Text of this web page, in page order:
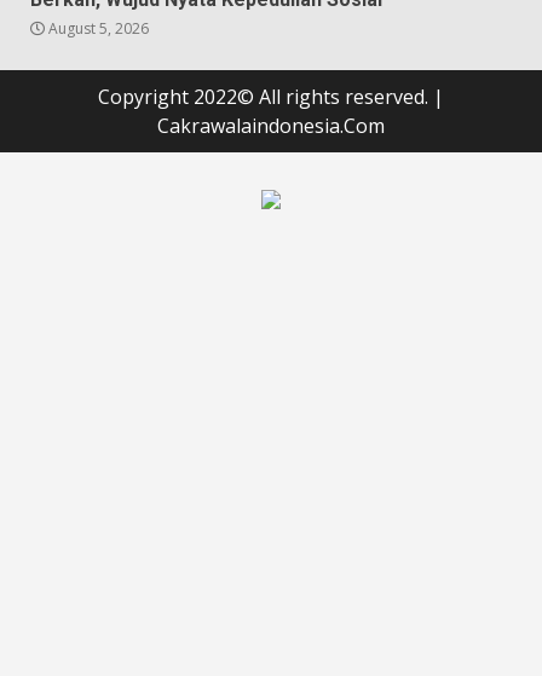
August 5, 2026
Copyright 2022© All rights reserved. |
Cakrawalaindonesia.Com